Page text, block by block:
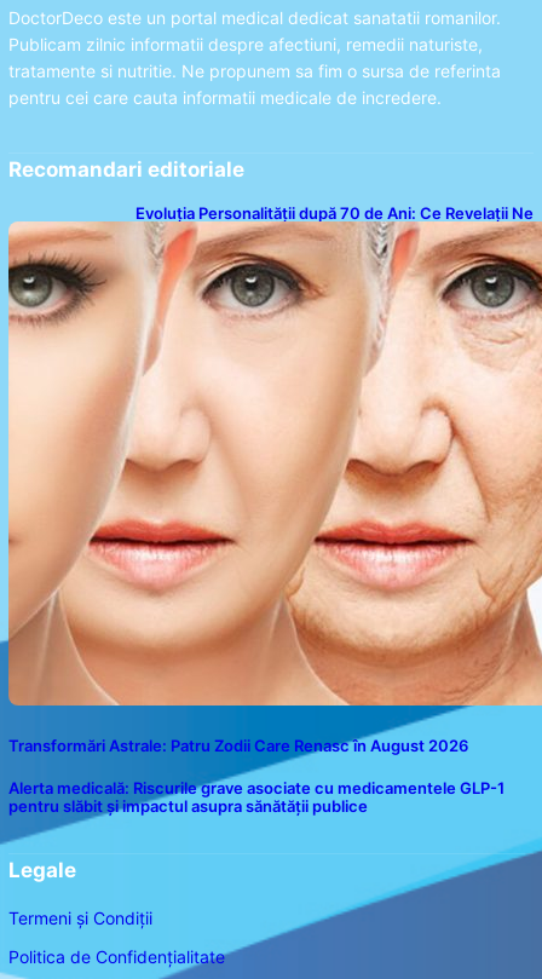
DoctorDeco este un portal medical dedicat sanatatii romanilor.
Publicam zilnic informatii despre afectiuni, remedii naturiste,
tratamente si nutritie. Ne propunem sa fim o sursa de referinta
pentru cei care cauta informatii medicale de incredere.
Recomandari editoriale
Evoluția Personalității după 70 de Ani: Ce Revelații Ne
Oferă Studiile Psihologice
Transformări Astrale: Patru Zodii Care Renasc în August 2026
Alerta medicală: Riscurile grave asociate cu medicamentele GLP-1
pentru slăbit și impactul asupra sănătății publice
Legale
Termeni și Condiții
Politica de Confidențialitate